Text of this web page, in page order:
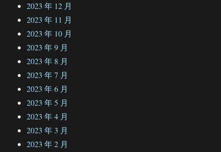
2023 年 12 月
2023 年 11 月
2023 年 10 月
2023 年 9 月
2023 年 8 月
2023 年 7 月
2023 年 6 月
2023 年 5 月
2023 年 4 月
2023 年 3 月
2023 年 2 月